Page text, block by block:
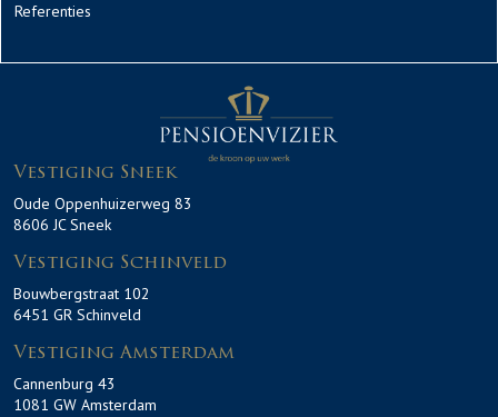
Referenties
Vestiging Sneek
Oude Oppenhuizerweg 83
8606 JC Sneek
Vestiging Schinveld
Bouwbergstraat 102
6451 GR Schinveld
Vestiging Amsterdam
Cannenburg 43
1081 GW Amsterdam